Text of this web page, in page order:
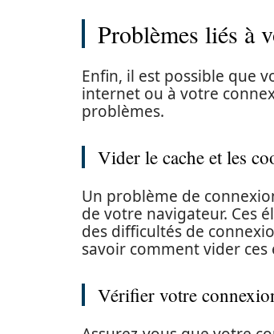
Problèmes liés à
Enfin, il est possible que
internet ou à votre
problèmes.
Vider le cache et les
Un problème de
de votre navigateur. Ces
des difficultés de
savoir comment vider ces
Vérifier votre